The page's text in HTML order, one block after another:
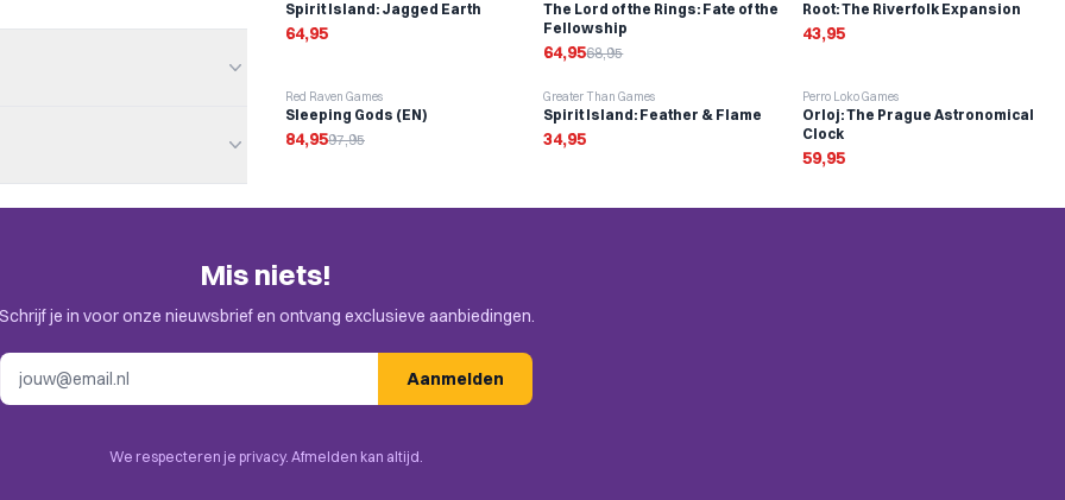
Placement, Contracts,
Check de uitnodiging in je
Spirit Island: Jagged Earth
64,95
The Lord of the Rings: Fate of the
Fellowship
64,9568,95
Root: The Riverfolk Expansion
43,95
-13%
Red Raven Games
Sleeping Gods (EN)
84,9597,95
Greater Than Games
Spirit Island: Feather & Flame
34,95
Perro Loko Games
Orloj: The Prague Astronomical
Clock
59,95
Mis niets!
Schrijf je in voor onze nieuwsbrief en ontvang exclusieve aanbiedingen.
Aanmelden
We respecteren je privacy. Afmelden kan altijd.